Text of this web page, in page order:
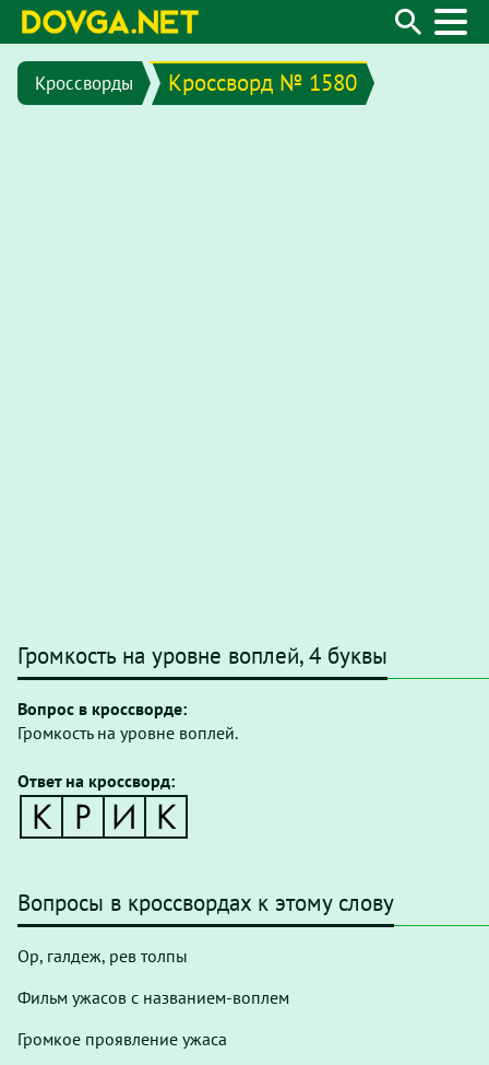
Кроссворды Кроссворд № 1580
Громкость на уровне воплей, 4 буквы
Вопрос в кроссворде:
Громкость на уровне воплей.
Ответ на кроссворд:
Вопросы в кроссвордах к этому слову
Ор, галдеж, рев толпы
Фильм ужасов с названием-воплем
Громкое проявление ужаса